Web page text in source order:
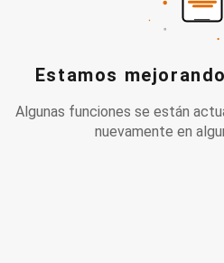
Estamos
Algunas funciones se están
nuevamente en